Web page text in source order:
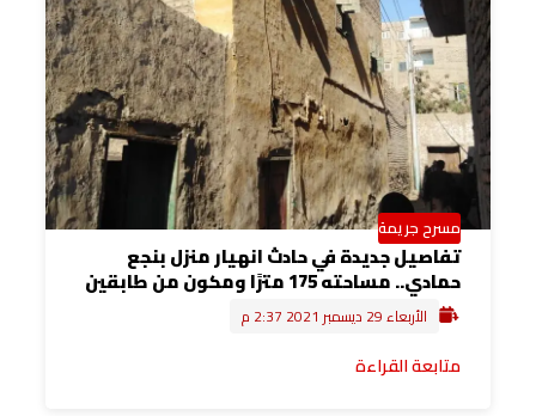
مسرح جريمة
تفاصيل جديدة في حادث انهيار منزل بنجع
حمادي.. مساحته 175 مترًا ومكون من طابقين
الأربعاء 29 ديسمبر 2021 2:37 م
متابعة القراءة